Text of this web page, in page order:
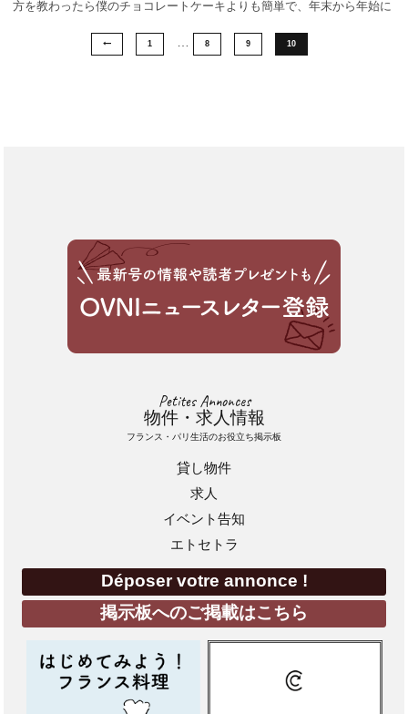
方を教わったら僕のチョコレートケーキよりも簡単で、年末から年始に
1 … 8 9 10
Petites Annonces
物件・求人情報
フランス・パリ生活のお役立ち掲示板
貸し物件
求人
イベント告知
エトセトラ
Déposer votre annonce !
掲示板へのご掲載はこちら